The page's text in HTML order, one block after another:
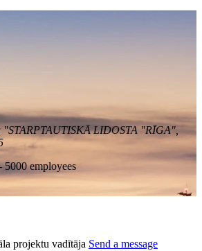
"STARPTAUTISKĀ LIDOSTA "RĪGA",
5000 employees
projektu vadītāja Send a message